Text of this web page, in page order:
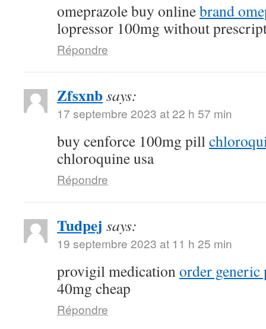
omeprazole buy onlinebrand
lopressor 100mg without
Répondre
Zfsxnbsays:
17 septembre 2023 at 22 h 57 min
buy cenforce 100mg pill
chloroquine usa
Répondre
Tudpej says:
19 septembre 2023 at 11 h 25 min
provigil medicationorder
40mg cheap
Répondre